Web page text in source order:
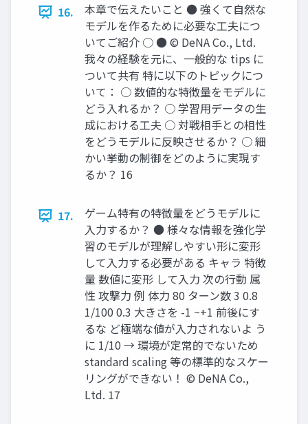
16.
本章で伝えたいこと ● 強くて自然な
モデルを作るために必要な工夫につ
いてご紹介 ○ ● © DeNA Co., Ltd.
我々の経験を元に、一般的な tips に
ついて共有 特に以下のトピックにつ
いて： ○ 数値的な特徴量をモデルに
どう入れるか？ ○ 学習用データの生
成における工夫 ○ 対戦相手との相性
をどうモデルに反映させるか？ ○ 細
かい挙動の制御をどのように実現す
るか？ 16
17.
ゲーム特有の特徴量をどうモデルに
入力するか？ ● 様々な情報を強化学
習のモデルが理解しやすい形に変形
して入力する必要がある キャラ 特徴
量 数値に変形 して入力 次の行動 属
性 攻撃力 例 体力 80 ターン数 3 0.8
1/100 0.3 大きさを -1 ~+1 前後にす
るな ど極端な値が入力されないよ う
に 1/10 → 環境が定常的でないため
standard scaling 等の標準的なスケー
リングができない！ © DeNA Co.,
Ltd. 17